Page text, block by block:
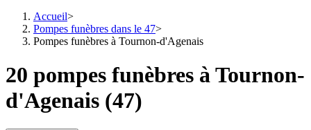
Accueil
Pompes funèbres dans le 47
Pompes funèbres à Tournon-d'Agenais
20 pompes funèbres à Tournon-
d'Agenais (47)